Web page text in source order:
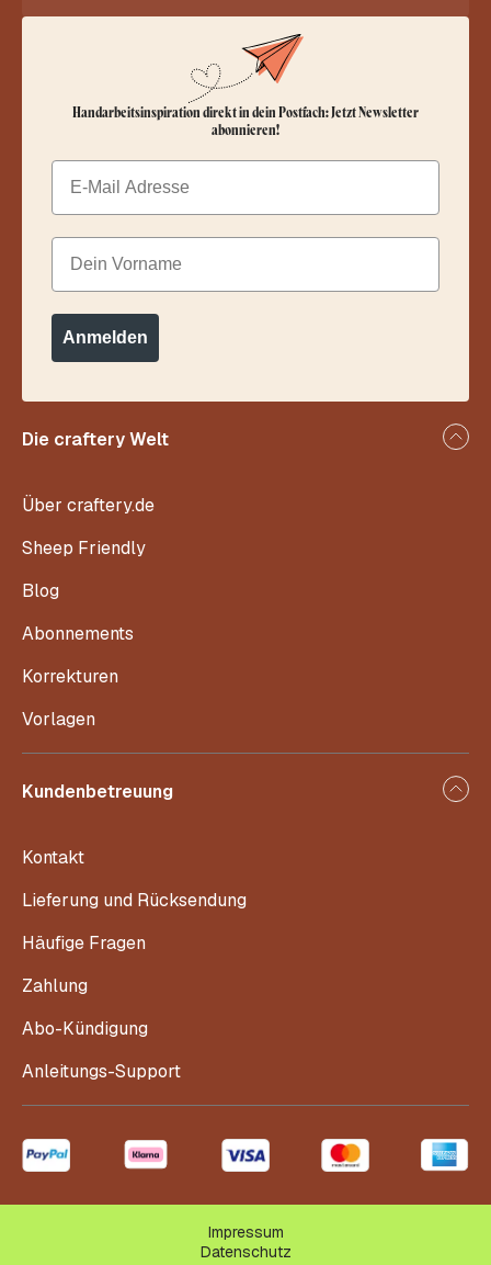
Die craftery Welt
Über craftery.de
Sheep Friendly
Blog
Abonnements
Korrekturen
Vorlagen
Kundenbetreuung
Kontakt
Lieferung und Rücksendung
Häufige Fragen
Zahlung
Abo-Kündigung
Anleitungs-Support
Handarbeitsinspiration direkt in dein Postfach: Jetzt Newsletter
abonnieren!
Email
Dein Vorname
Anmelden
Impressum
Datenschutz